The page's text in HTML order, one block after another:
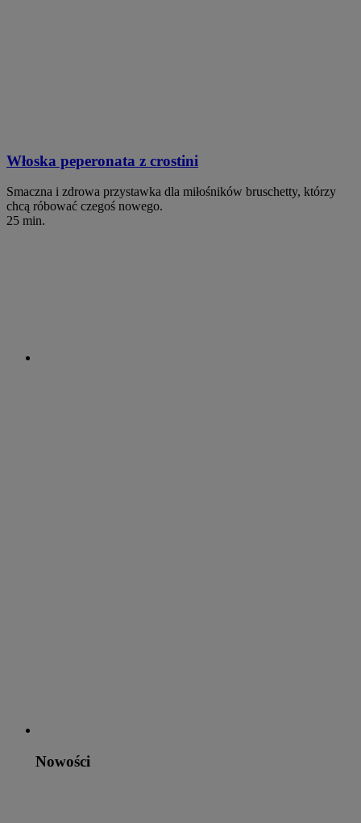
Włoska peperonata z crostini
Smaczna i zdrowa przystawka dla miłośników bruschetty, którzy
chcą róbować czegoś nowego.
25 min.
Nowości